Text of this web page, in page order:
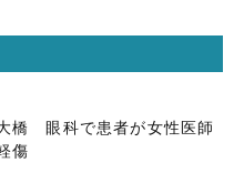
橋 眼科で患者が女性医師
傷